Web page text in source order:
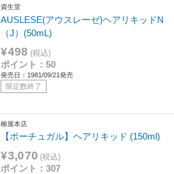
資生堂
AUSLESE(アウスレーゼ)ヘアリキッドN
（J）(50mL)
¥498 (税込)
ポイント：50
発売日：1981/09/21発売
限定数終了
柳屋本店
【ポーチュガル】ヘアリキッド (150ml)
¥3,070 (税込)
ポイント：307